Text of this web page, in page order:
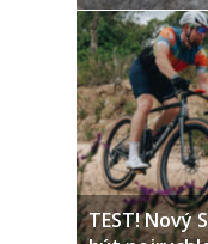
TEST! Nový